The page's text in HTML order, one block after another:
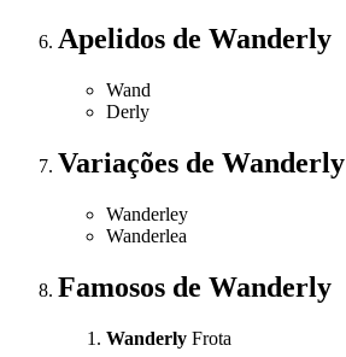
Apelidos de Wanderly
Wand
Derly
Variações de Wanderly
Wanderley
Wanderlea
Famosos de Wanderly
Wanderly Frota